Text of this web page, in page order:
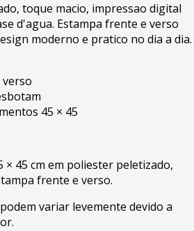
toque macio, impressao digital
d'agua. Estampa frente e verso
moderno e pratico no dia a dia.
45 × 45
× 45 cm em poliester peletizado,
frente e verso.
variar levemente devido a